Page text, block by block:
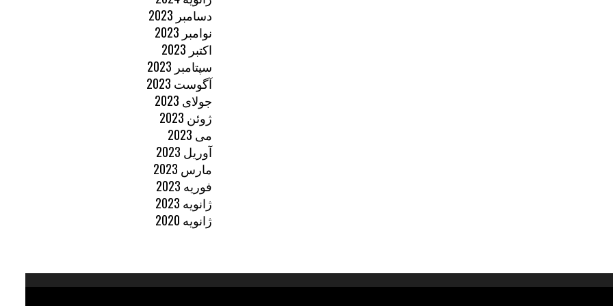
دسامبر 2023
نوامبر 2023
اکتبر 2023
سپتامبر 2023
آگوست 2023
جولای 2023
ژوئن 2023
می 2023
آوریل 2023
مارس 2023
فوریه 2023
ژانویه 2023
ژانویه 2020